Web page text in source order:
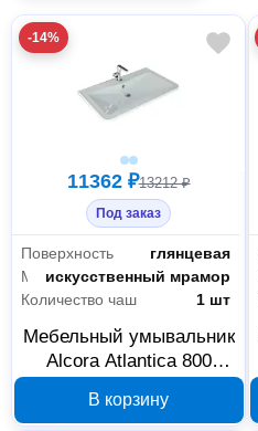
-14%
11362 ₽13212 ₽
Под заказ
Поверхность
глянцевая
Материал раковиныискусственный мрамор
Количество чаш
1 шт
Мебельный умывальник
Alcora Atlantica 800
4680028070207
В корзину